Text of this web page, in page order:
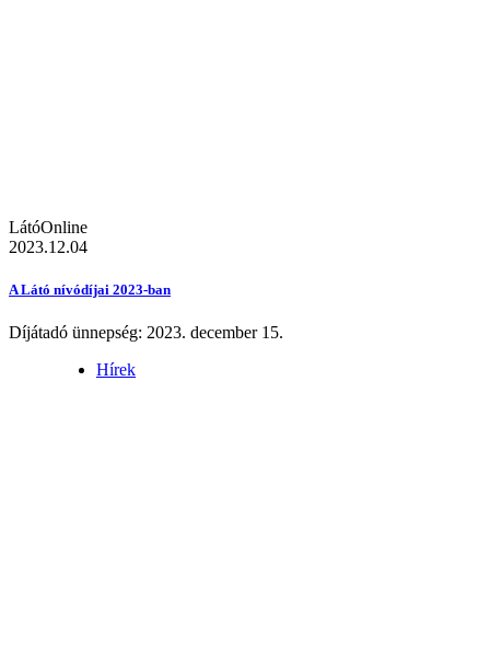
LátóOnline
2023.12.04
A Látó nívódíjai 2023-ban
Díjátadó ünnepség: 2023. december 15.
Hírek